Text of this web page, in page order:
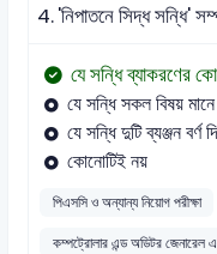
4.'নিপাতনে সিদ্ধ সন্ধি'
যে সন্ধি ব্যাকরণের
যে সন্ধি সকল বিষয় মানে
যে সন্ধি দুটি ব্যঞ্জন বর্ণ
কোনোটিই নয়
পিএসসি ও অন্যান্য নিয়োগ পরীক্ষা
কম্পট্রোলার এন্ড অডিটর জেনারেল